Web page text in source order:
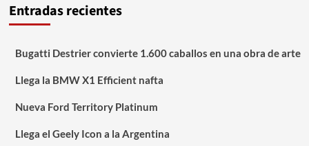
Entradas recientes
Bugatti Destrier convierte 1.600 caballos en una obra de arte
Llega la BMW X1 Efficient nafta
Nueva Ford Territory Platinum
Llega el Geely Icon a la Argentina